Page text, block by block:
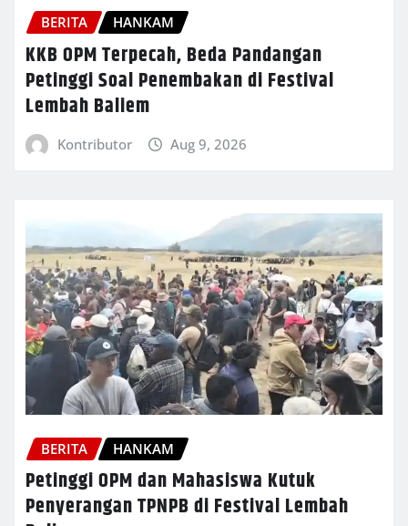
BERITA HANKAM
KKB OPM Terpecah, Beda Pandangan
Petinggi Soal Penembakan di Festival
Lembah Baliem
Kontributor Aug 9, 2026
BERITA HANKAM
Petinggi OPM dan Mahasiswa Kutuk
Penyerangan TPNPB di Festival Lembah